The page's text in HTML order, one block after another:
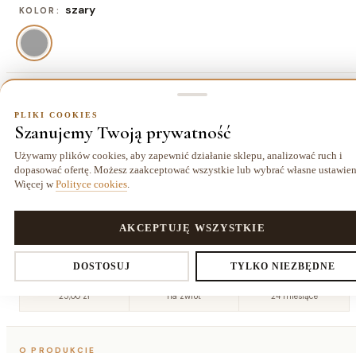
KOLOR: szary
80x150 cm
234,00 zł
120x170 cm
403,00 zł
140x190 cm
526,50 zł
695,50 zł
180x270
cm
200x290
cm
cm
Dostawa kurierem
25,00 zł
14 dni
na zwrot
Gwarancja
24 miesiące
O PRODUKCIE
PLIKI COOKIES
Szanujemy Twoją prywatność
Używamy plików cookies, aby zapewnić działanie sklepu, analizować ruch i
dopasować ofertę. Możesz zaakceptować wszystkie lub wybrać własne
Więcej w Polityce cookies
DOSTOSUJ TYLKO NIEZBĘDNE
AKCEPTUJĘ WSZYSTKIE
Ustawienia prywatności